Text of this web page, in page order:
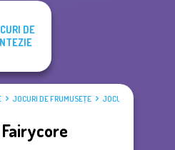
DE
JOCURI DE FRUMUSEŢE JOCURI DE ÎMBRĂCAT